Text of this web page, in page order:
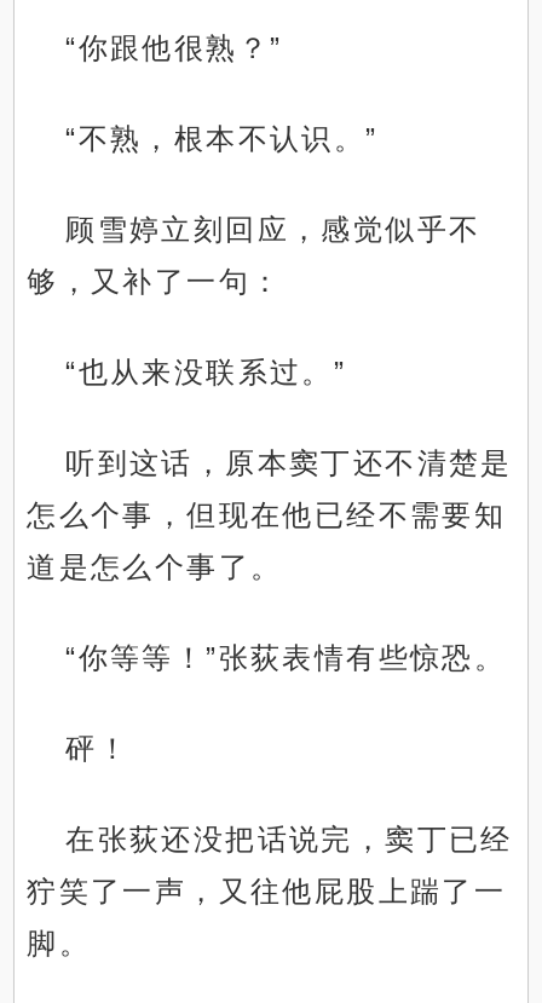
“你跟他很熟？”
“不熟，根本不认识。”
顾雪婷立刻回应，感觉似乎不
够，又补了一句：
“也从来没联系过。”
听到这话，原本窦丁还不清楚是
怎么个事，但现在他已经不需要知
道是怎么个事了。
“你等等！”张荻表情有些惊恐。
砰！
在张荻还没把话说完，窦丁已经
狞笑了一声，又往他屁股上踹了一
脚。